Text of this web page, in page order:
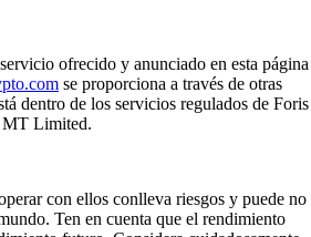
ofrecido y anunciado en esta página
se proporciona a través de otras
dentro de los servicios regulados de Foris
Limited.
con ellos conlleva riesgos y puede no
Ten en cuenta que el rendimiento